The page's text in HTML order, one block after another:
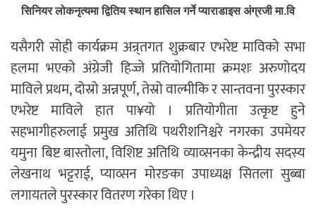
सिनियर लोकनृत्यमा द्वितिय स्थान हासिल गर्ने प्याराडाइस अंग्रजी मा.वि
यसैगरी सोही कार्यक्रम अन्र्तगत शुक्रबार एभरेष्ट माविको सभा
हलमा भएको अंग्रेजी हिज्जे प्रतियोगितामा क्रमशः अरुणोदय
माविले प्रथम, दोस्रो अन्नपूर्ण, तेस्रो वाल्मीकि र सान्तवना पुरस्कार
एभरेष्ट माविले हात पा¥यो । प्रतियोगीता उत्कृष्ट हुने
सहभागीहरुलाई प्रमुख अतिथि पथरीशनिश्चरे नगरका उपमेयर
यमुना बिष्ट बास्तोला, विशिष्ट अतिथि व्याव्सनका केन्द्रीय सदस्य
लेखनाथ भट्टराई, प्याव्सन मोरङका उपाध्यक्ष सितला सुब्बा
लगायतले पुरस्कार वितरण गरेका थिए ।